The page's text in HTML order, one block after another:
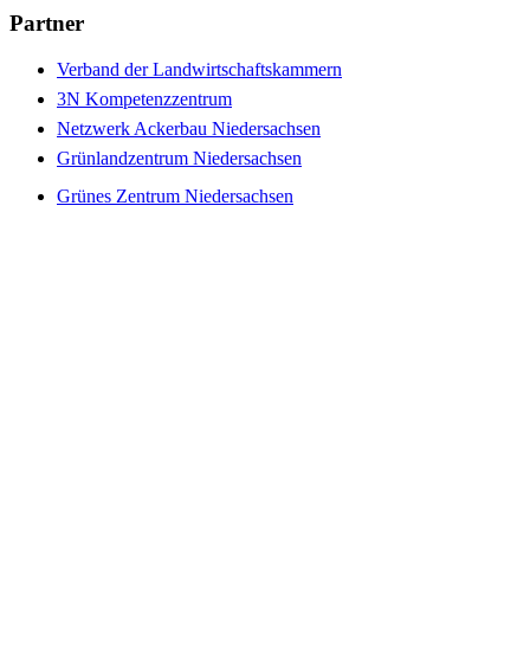
Partner
Verband der Landwirtschaftskammern
3N Kompetenzzentrum
Netzwerk Ackerbau Niedersachsen
Grünlandzentrum Niedersachsen
Grünes Zentrum Niedersachsen